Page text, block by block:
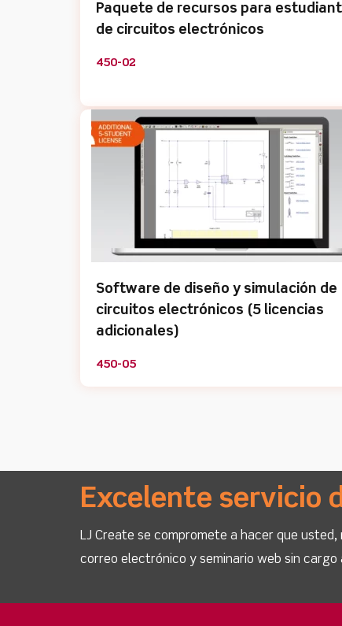
Paquete de recursos para
de circuitos electrónicos
450-02
Software de diseño y simulación de
circuitos electrónicos (5 licencias
adicionales)
450-05
Excelente servicio
LJ Create se compromete a hacer que
correo electrónico y seminario web sin